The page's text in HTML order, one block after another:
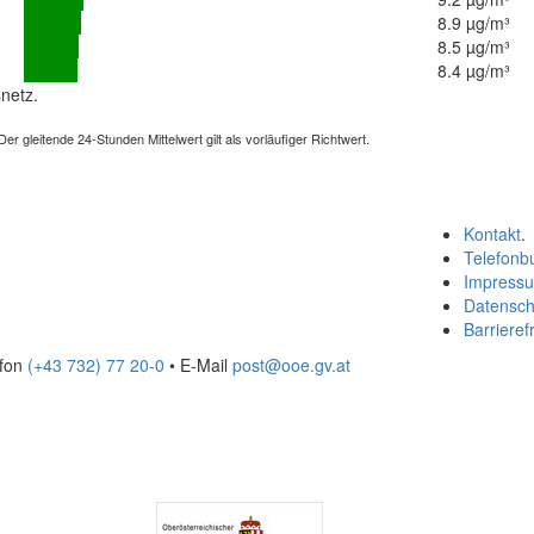
8.9 µg/m³
8.5 µg/m³
8.4 µg/m³
gleitende 24-Stunden Mittelwert gilt als vorläufiger Richtwert.
Kontakt.
(+43 732) 77 20-0 • E-Mail post@ooe.gv.at